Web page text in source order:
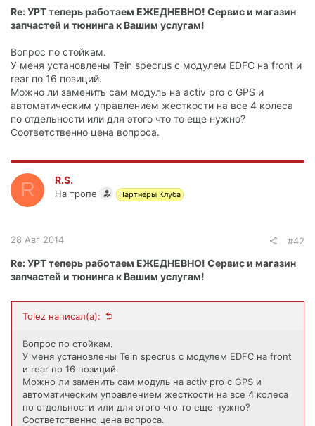
Re: УРТ теперь работаем ЕЖЕДНЕВНО! Сервис и магазин
запчастей и тюнинга к Вашим услугам!
Вопрос по стойкам.
У меня установлены Tein specrus с модулем EDFC на front и
rear по 16 позиций.
Можно ли заменить сам модуль на activ pro с GPS и
автоматическим управлением жесткости на все 4 колеса
по отдельности или для этого что то еще нужно?
Соответственно цена вопроса.
R R.S.
На тропе Партнёры Клуба
28 Авг 2014 #42
Re: УРТ теперь работаем ЕЖЕДНЕВНО! Сервис и магазин
запчастей и тюнинга к Вашим услугам!
Tolez написал(а):
Вопрос по стойкам.
У меня установлены Tein specrus с модулем EDFC на front
и rear по 16 позиций.
Можно ли заменить сам модуль на activ pro с GPS и
автоматическим управлением жесткости на все 4 колеса
по отдельности или для этого что то еще нужно?
Соответственно цена вопроса.